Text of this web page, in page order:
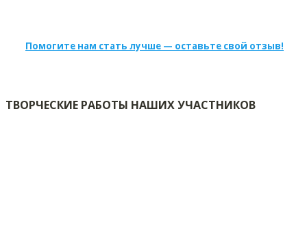
Помогите нам стать лучше — оставьте свой отзыв!
ТВОРЧЕСКИЕ РАБОТЫ НАШИХ УЧАСТНИКОВ